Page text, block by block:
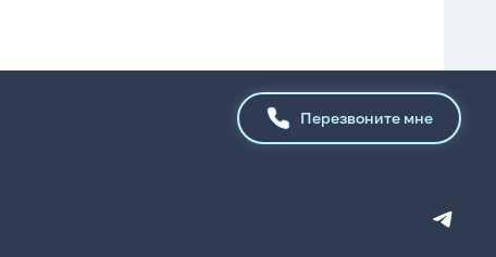
Перезвоните мне